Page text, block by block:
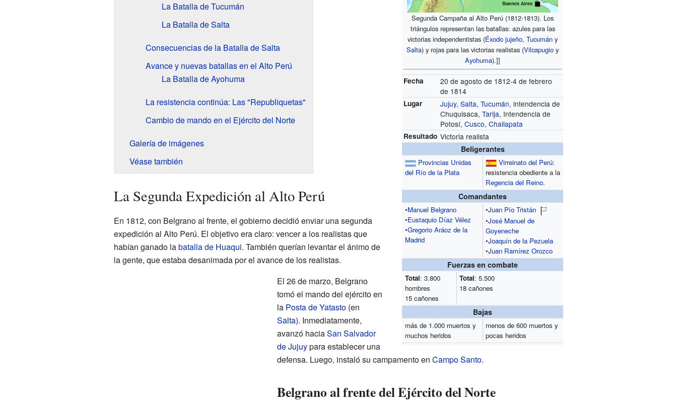
Segunda Campaña al Alto Perú (1812-1813). Los
triángulos representan las batallas: azules para las
victorias independentistas (Éxodo jujeño,Tucumán y
Salta) y rojas para las victorias realistas (Vilcapugio y
Ayohuma).]]
Fecha
20 de agosto de 1812-4 de febrero
de 1814
Lugar Jujuy,Salta,Tucumán, intendencia de
Chuquisaca,Tarija, Intendencia de
Potosí,Cusco,Challapata
Resultado Victoria realista
Beligerantes
Provincias Unidas
del Río de la Plata
Virreinato del Perú:
resistencia obediente a la
Regencia del Reino.
Comandantes
•Manuel Belgrano
•Eustaquio Díaz Vélez
•Gregorio Aráoz de la
Madrid
•Juan Pío Tristán
•José Manuel de
Goyeneche
•Joaquín de la Pezuela
•Juan Ramírez Orozco
Fuerzas en combate
Total: 3.800
hombres
15 cañones
Total: 5.500
18 cañones
Bajas
más de 1.000 muertos y
muchos heridos
menos de 600 muertos y
pocas heridos
La Batalla de Tucumán
La Batalla de Salta
Consecuencias de la Batalla de Salta
Avance y nuevas batallas en el Alto Perú
La Batalla de Ayohuma
La resistencia continúa: Las "Republiquetas"
Cambio de mando en el Ejército del Norte
Galería de imágenes
Véase también
La Segunda Expedición al Alto Perú
En 1812, con Belgrano al frente, el gobierno decidió enviar una segunda
expedición al Alto Perú. El objetivo era claro: vencer a los realistas que
habían ganado labatalla de Huaqui. También querían levantar el ánimo de
la gente, que estaba desanimada por el avance de los realistas.
El 26 de marzo, Belgrano
tomó el mando del ejército en
la Posta de Yatasto(en
Salta). Inmediatamente,
avanzó haciaSan Salvador
de Jujuypara establecer una
defensa. Luego, instaló su campamento en Campo Santo.
Belgrano al frente del Ejército del Norte